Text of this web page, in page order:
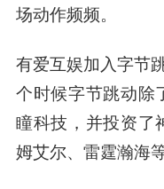
场动作频频。
有爱互娱加入字节
个时候字节跳动除
瞳科技，并投资了
姆艾尔、雷霆瀚海